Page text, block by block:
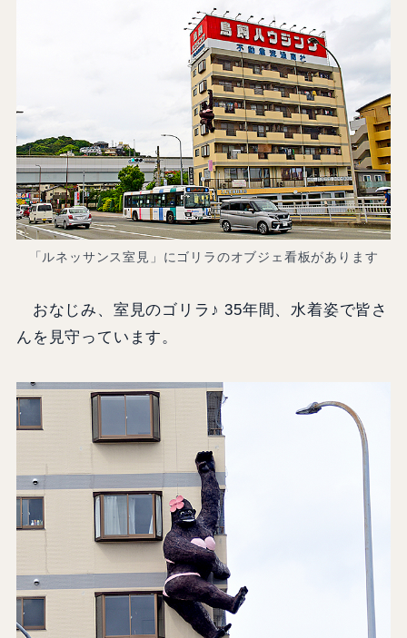
「ルネッサンス室見」にゴリラのオブジェ看板があります
おなじみ、室見のゴリラ♪ 35年間、水着姿で皆さ
んを見守っています。